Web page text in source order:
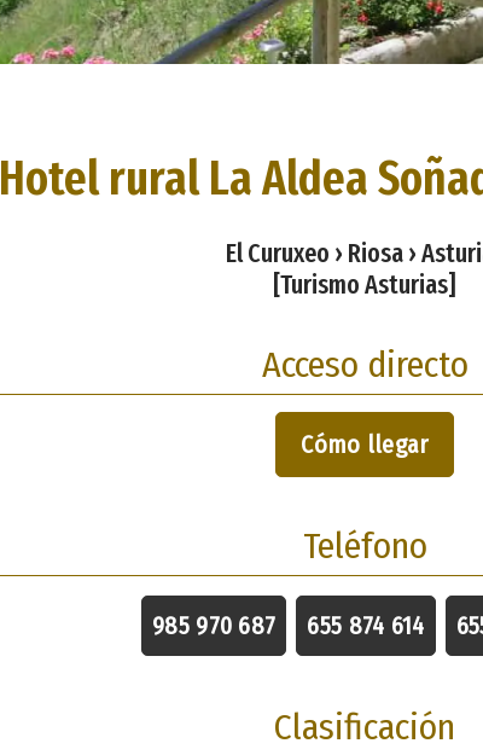
Hotel rural La Aldea
El Curuxeo › Riosa ›
[Turismo Asturias]
Acceso directo
Cómo llegar
Teléfono
985 970 687 655 874 614
Clasificación